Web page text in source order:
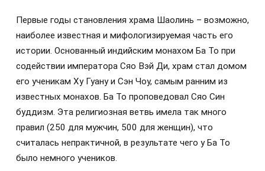
Первые годы становления храма Шаолинь – возможно,
наиболее известная и мифологизируемая часть его
истории. Основанный индийским монахом Ба То при
содействии императора Сяо Вэй Ди, храм стал домом
его ученикам Ху Гуану и Сэн Чоу, самым ранним из
известных монахов. Ба То проповедовал Сяо Син
буддизм. Эта религиозная ветвь имела так много
правил (250 для мужчин, 500 для женщин), что
считалась непрактичной, в результате чего у Ба То
было немного учеников.